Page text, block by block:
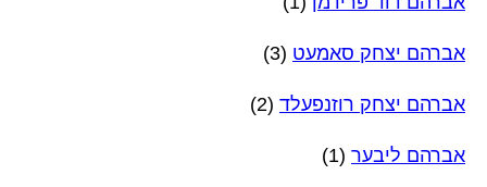
אברהם יצחק סאמעט (3)
אברהם יצחק רוזנפעלד (2)
אברהם ליבער (1)